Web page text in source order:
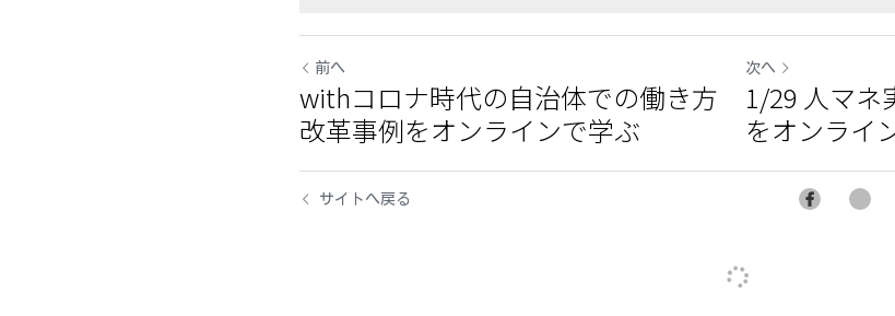
前へ
withコロナ時代の自治体での働き方
改革事例をオンラインで学ぶ
次へ
1/29 人マネ
をオンライ
サイトへ戻る